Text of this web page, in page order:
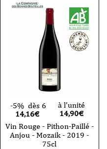
-5% dès 6
14,16€
à l'unité
14,90€
Vin Rouge - Pithon-Paillé -
Anjou - Mozaik - 2019 -
75cl